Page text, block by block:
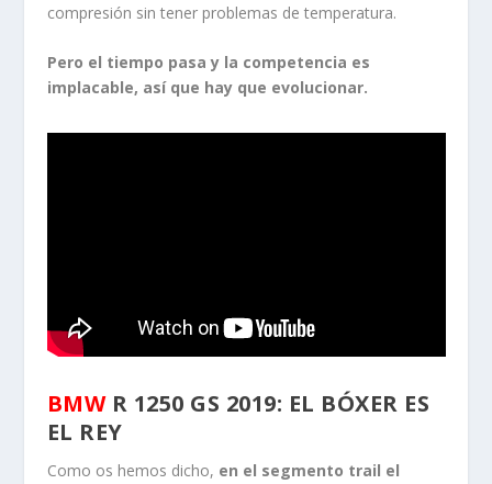
compresión sin tener problemas de temperatura.
Pero el tiempo pasa y la competencia es
implacable, así que hay que evolucionar.
BMWR 1250 GS 2019: EL BÓXER ES
EL REY
Como os hemos dicho, en el segmento trail el